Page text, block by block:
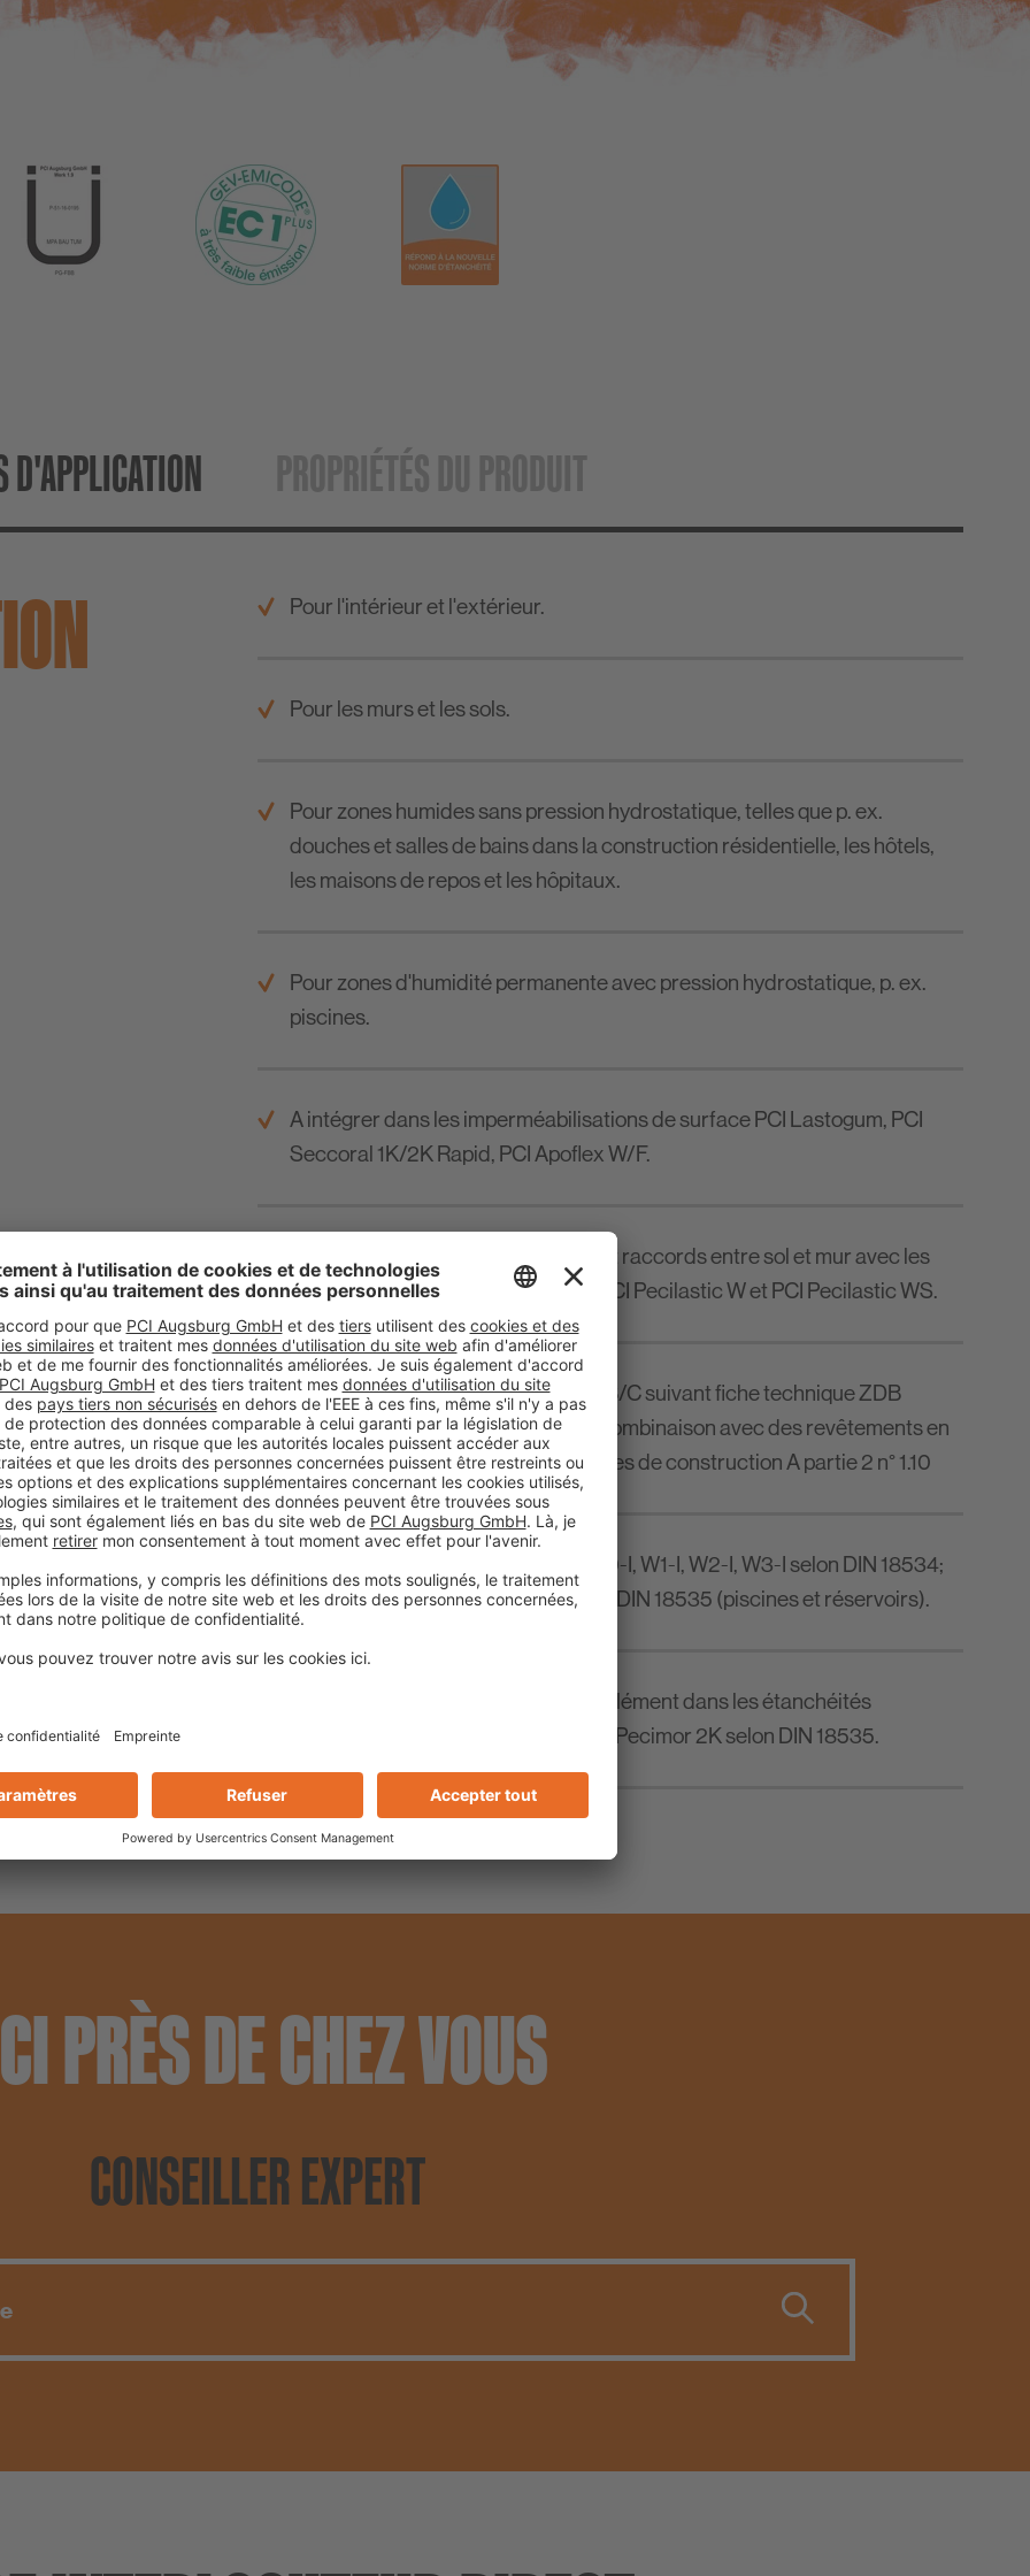
D'APPLICATION
Pour l'intérieur et l'extérieur.
Pour les murs et les sols.
Pour zones humides sans pression hydrostatique, telles que p. ex.
douches et salles de bains dans la construction résidentielle, les hôtels,
les maisons de repos et les hôpitaux.
Pour zones d'humidité permanente avec pression hydrostatique, p. ex.
piscines.
A intégrer dans les imperméabilisations de surface PCI Lastogum, PCI
Seccoral 1K/2K Rapid, PCI Apoflex W/F.
Pour la formation de joints d'angle et raccords entre sol et mur avec les
membranes d'imperméabilisation PCI Pecilastic W et PCI Pecilastic WS.
Pour classes d'exposition A0/B/A/B/C suivant fiche technique ZDB
«Travaux d'imperméabilisation en combinaison avec des revêtements en
carreaux et dalles», et selon les règles de construction A partie 2 n° 1.10
Pour classes d'exposition à l'eau W0-I, W1-I, W2-I, W3-I selon DIN 18534;
DIN 18531-5 (balcons, loggias, etc.); DIN 18535 (piscines et réservoirs).
PCI Pecitape 250 à intégrer en supplément dans les étanchéités
bitumineuses PCI Pecimor 1K et PCI Pecimor 2K selon DIN 18535.
PRÈS DE CHEZ VOUS
CONSEILLER EXPERT